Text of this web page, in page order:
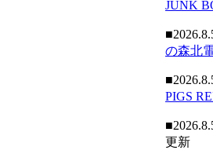
JUNK
の森北
PIGS
更新